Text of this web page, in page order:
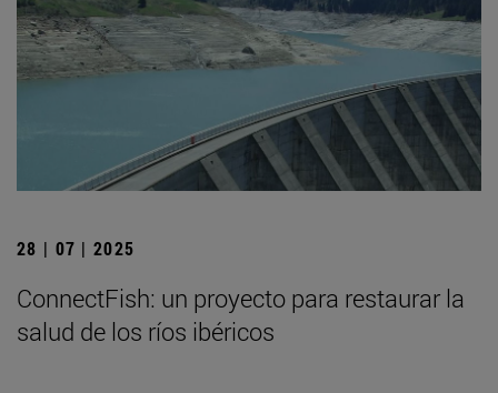
28 | 07 | 2025
ConnectFish: un proyecto para restaurar la
salud de los ríos ibéricos